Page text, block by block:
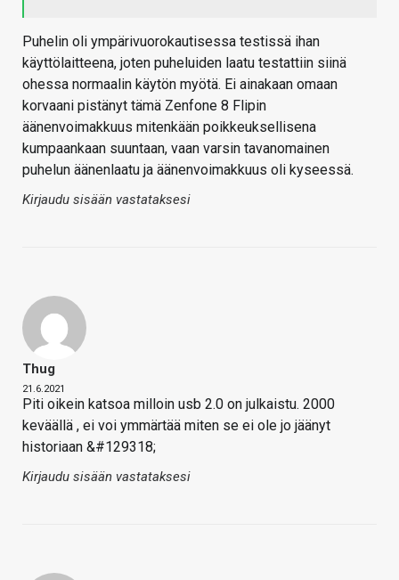
Puhelin oli ympärivuorokautisessa testissä ihan
käyttölaitteena, joten puheluiden laatu testattiin siinä
ohessa normaalin käytön myötä. Ei ainakaan omaan
korvaani pistänyt tämä Zenfone 8 Flipin
äänenvoimakkuus mitenkään poikkeuksellisena
kumpaankaan suuntaan, vaan varsin tavanomainen
puhelun äänenlaatu ja äänenvoimakkuus oli kyseessä.
Kirjaudu sisään vastataksesi
Thug
21.6.2021
Piti oikein katsoa milloin usb 2.0 on julkaistu. 2000
keväällä , ei voi ymmärtää miten se ei ole jo jäänyt
historiaan &#129318;
Kirjaudu sisään vastataksesi